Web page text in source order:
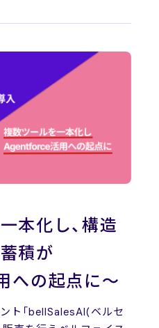
本化し、構造
積が
の起点に～
ト「bellSalesAI(ベルセ